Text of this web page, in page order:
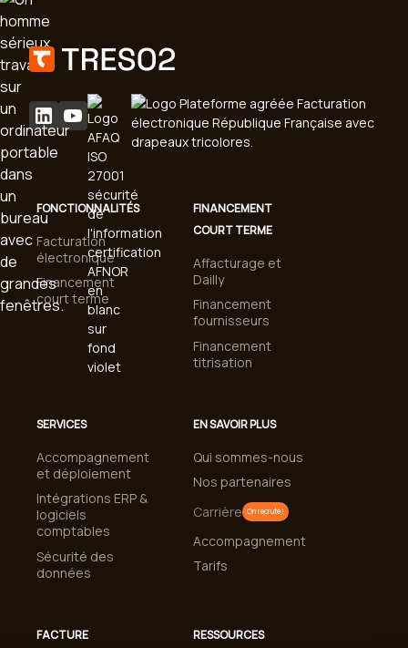
FONCTIONNALITÉS
Facturation
électronique
Financement
court terme
SERVICES
Accompagnement
et déploiement
Intégrations ERP &
logiciels
comptables
Sécurité des
données
FACTURE
FINANCEMENT
COURT TERME
Affacturage et
Dailly
Financement
fournisseurs
Financement
titrisation
EN SAVOIR PLUS
Qui sommes-nous
Nos partenaires
Carrière On recrute !
Accompagnement
Tarifs
RESSOURCES